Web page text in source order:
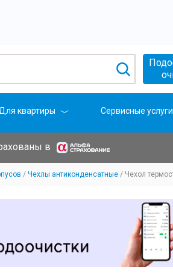
Для квартиры Сервисные услуги
в
Чехлы антиконденсатные Чехол